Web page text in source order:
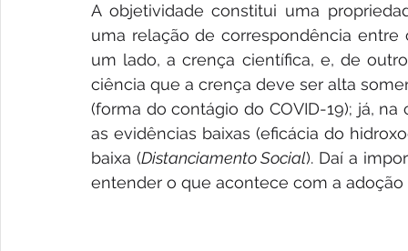
A objetividade constitui uma
uma relação de correspondência
um lado, a crença científica, e, de
ciência que a crença deve ser alta
(forma do contágio do COVID-19); já,
as evidências baixas (eficácia do
baixa (Distanciamento Social). Daí a
entender o que acontece com a